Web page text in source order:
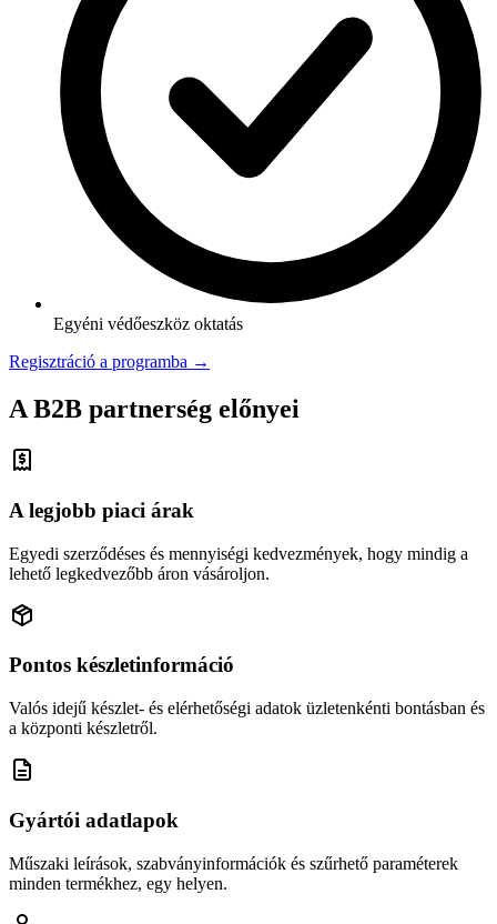
Egyéni védőeszköz oktatás
Regisztráció a programba →
A B2B partnerség előnyei
A legjobb piaci árak
Egyedi szerződéses és mennyiségi kedvezmények, hogy mindig a
lehető legkedvezőbb áron vásároljon.
Pontos készletinformáció
Valós idejű készlet- és elérhetőségi adatok üzletenkénti bontásban és
a központi készletről.
Gyártói adatlapok
Műszaki leírások, szabványinformációk és szűrhető paraméterek
minden termékhez, egy helyen.